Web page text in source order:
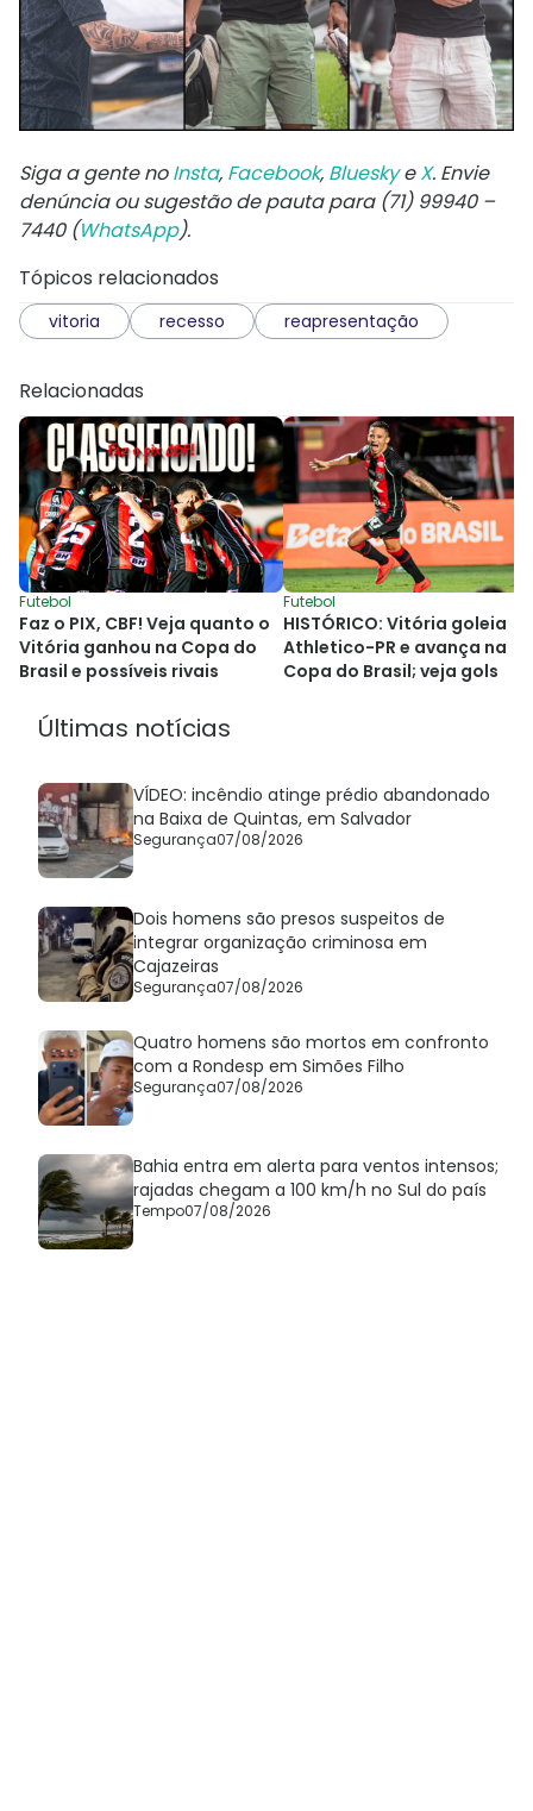
Siga a gente noInsta, Facebook, BlueskyeX. Envie
denúncia ou sugestão de pauta para (71) 99940 –
7440 (WhatsApp).
Tópicos relacionados
vitoria recesso reapresentação
Relacionadas
Futebol
Faz o PIX, CBF! Veja quanto o
Vitória ganhou na Copa do
Brasil e possíveis rivais
Futebol
HISTÓRICO: Vitória goleia
Athletico-PR e avança na
Copa do Brasil; veja gols
Últimas notícias
VÍDEO: incêndio atinge prédio abandonado
na Baixa de Quintas, em Salvador
Segurança07/08/2026
Dois homens são presos suspeitos de
integrar organização criminosa em
Cajazeiras
Segurança07/08/2026
Quatro homens são mortos em confronto
com a Rondesp em Simões Filho
Segurança07/08/2026
Bahia entra em alerta para ventos intensos;
rajadas chegam a 100 km/h no Sul do país
Tempo07/08/2026